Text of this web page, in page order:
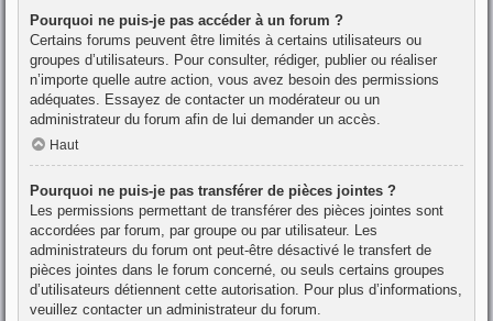
Pourquoi ne puis-je pas accéder à un forum ?
Certains forums peuvent être limités à certains utilisateurs ou
groupes d’utilisateurs. Pour consulter, rédiger, publier ou réaliser
n’importe quelle autre action, vous avez besoin des permissions
adéquates. Essayez de contacter un modérateur ou un
administrateur du forum afin de lui demander un accès.
Haut
Pourquoi ne puis-je pas transférer de pièces jointes ?
Les permissions permettant de transférer des pièces jointes sont
accordées par forum, par groupe ou par utilisateur. Les
administrateurs du forum ont peut-être désactivé le transfert de
pièces jointes dans le forum concerné, ou seuls certains groupes
d’utilisateurs détiennent cette autorisation. Pour plus d’informations,
veuillez contacter un administrateur du forum.